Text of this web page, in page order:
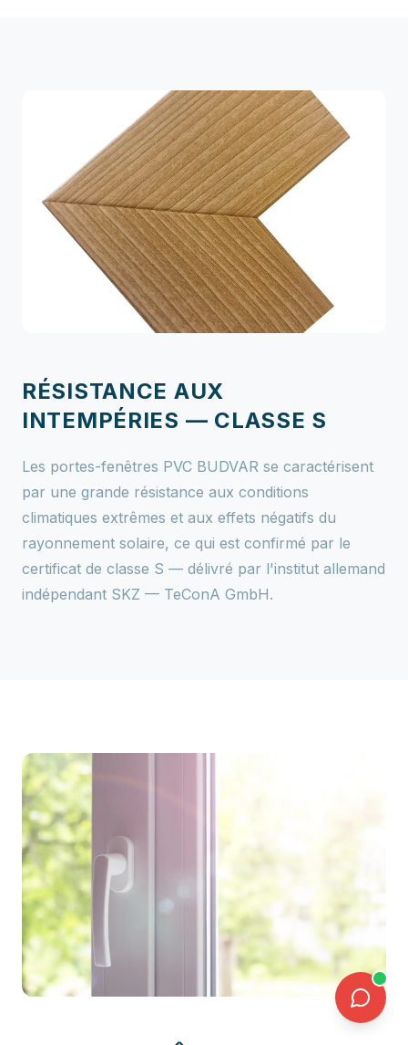
RÉSISTANCE AUX
INTEMPÉRIES — CLASSE S
Les portes-fenêtres PVC BUDVAR se caractérisent
par une grande résistance aux conditions
climatiques extrêmes et aux effets négatifs du
rayonnement solaire, ce qui est confirmé par le
certificat de classe S — délivré par l'institut allemand
indépendant SKZ — TeConA GmbH.